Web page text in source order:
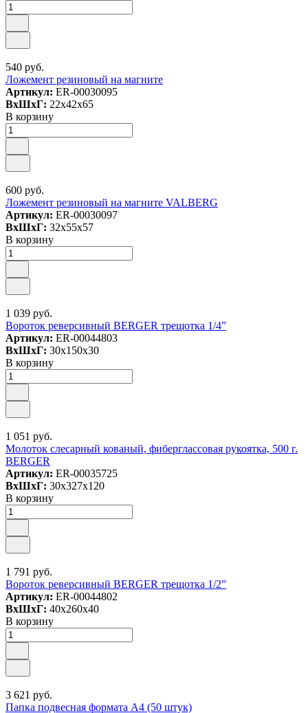
540 руб.
Ложемент резиновый на магните
Артикул: ER-00030095
ВxШxГ: 22x42x65
В корзину
600 руб.
Ложемент резиновый на магните VALBERG
Артикул: ER-00030097
ВxШxГ: 32x55x57
В корзину
1 039 руб.
Вороток реверсивный BERGER трещотка 1/4”
Артикул: ER-00044803
ВxШxГ: 30x150x30
В корзину
1 051 руб.
Молоток слесарный кованый, фиберглассовая рукоятка, 500 г.
BERGER
Артикул: ER-00035725
ВxШxГ: 30x327x120
В корзину
1 791 руб.
Вороток реверсивный BERGER трещотка 1/2”
Артикул: ER-00044802
ВxШxГ: 40x260x40
В корзину
3 621 руб.
Папка подвесная формата А4 (50 штук)